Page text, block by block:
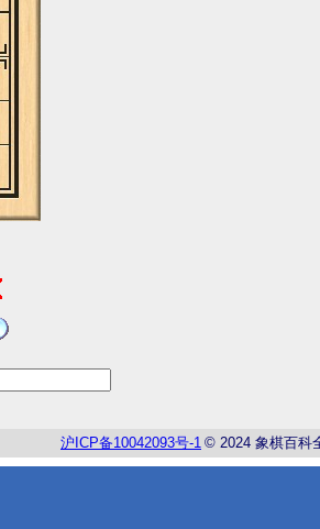
沪 ICP备10042093号-1 © 2024 象棋百科